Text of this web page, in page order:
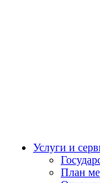
Услуги и
План